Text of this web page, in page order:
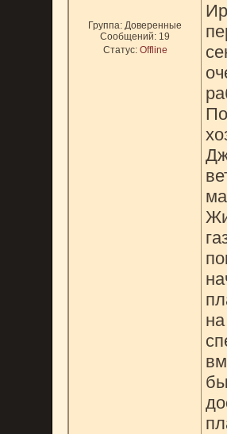
Группа: Доверенные
Сообщений: 19
Статус: Offline